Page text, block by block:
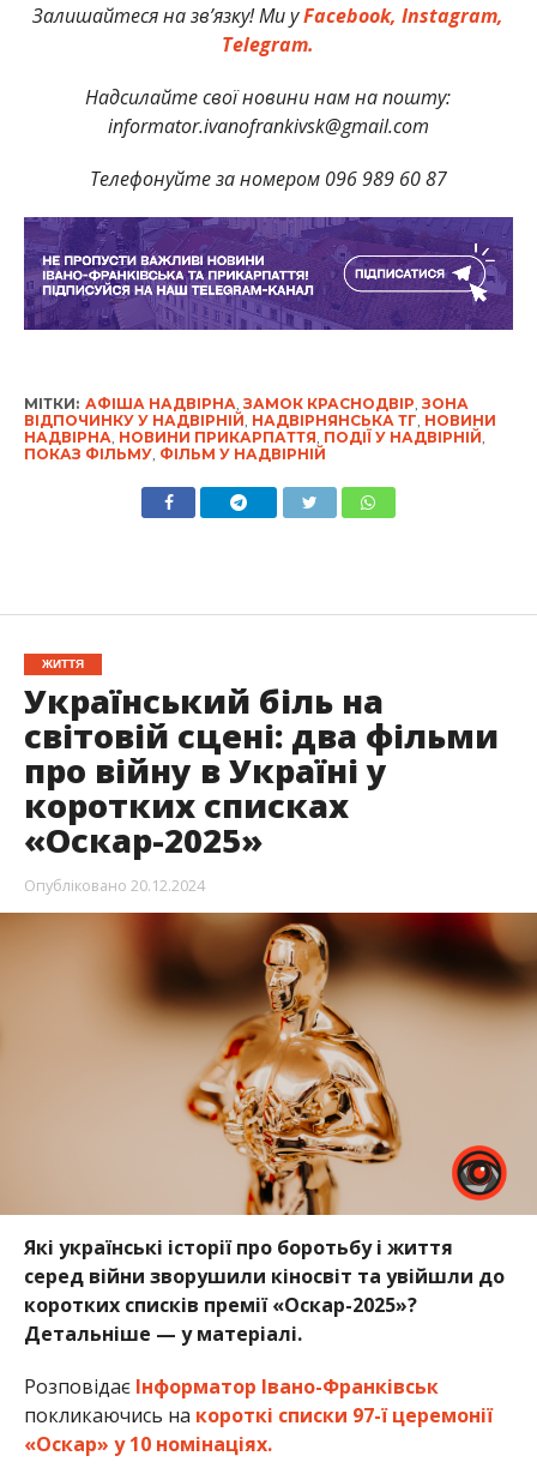
Залишайтеся на зв’язку! Ми уFacebook, Instagram,
Telegram.
Надсилайте свої новини нам на пошту:
informator.ivanofrankivsk@gmail.com
Телефонуйте за номером 096 989 60 87
МІТКИ: АФІША НАДВІРНА ЗАМОК КРАСНОДВІР ЗОНА
ВІДПОЧИНКУ У НАДВІРНІЙ НАДВІРНЯНСЬКА ТГ НОВИНИ
НАДВІРНА НОВИНИ ПРИКАРПАТТЯ ПОДІЇ У НАДВІРНІЙ
ПОКАЗ ФІЛЬМУ, ФІЛЬМ У НАДВІРНІЙ
ЖИТТЯ
Український біль на
світовій сцені: два фільми
про війну в Україні у
коротких списках
«Оскар-2025»
Опубліковано 20.12.2024
Які українські історії про боротьбу і життя
серед війни зворушили кіносвіт та увійшли до
коротких списків премії «Оскар-2025»?
Детальніше — у матеріалі.
Розповідає Інформатор Івано-Франківськ
покликаючись на короткі списки 97-ї церемонії
«Оскар» у 10 номінаціях.